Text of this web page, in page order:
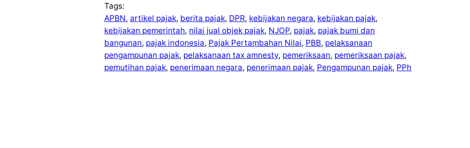
Tags:
APBN, artikel pajak, berita pajak, DPR, kebijakan negara, kebijakan pajak
kebijakan pemerintah, nilai jual objek pajak, NJOP, pajak, pajak bumi dan
bangunan, pajak indonesia, Pajak Pertambahan Nilai, PBB, pelaksanaan
pengampunan pajak, pelaksanaan tax amnesty, pemeriksaan, pemeriksaan pajak
pemutihan pajak, penerimaan negara, penerimaan pajak, Pengampunan pajak, PPh